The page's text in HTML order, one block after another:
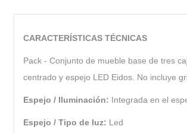
CARACTERÍSTICAS TÉCNICAS
Pack - Conjunto de mueble base de tres
centrado y espejo LED Eidos. No incluye
Espejo / Iluminación: Integrada en el
Espejo / Tipo de luz: Led